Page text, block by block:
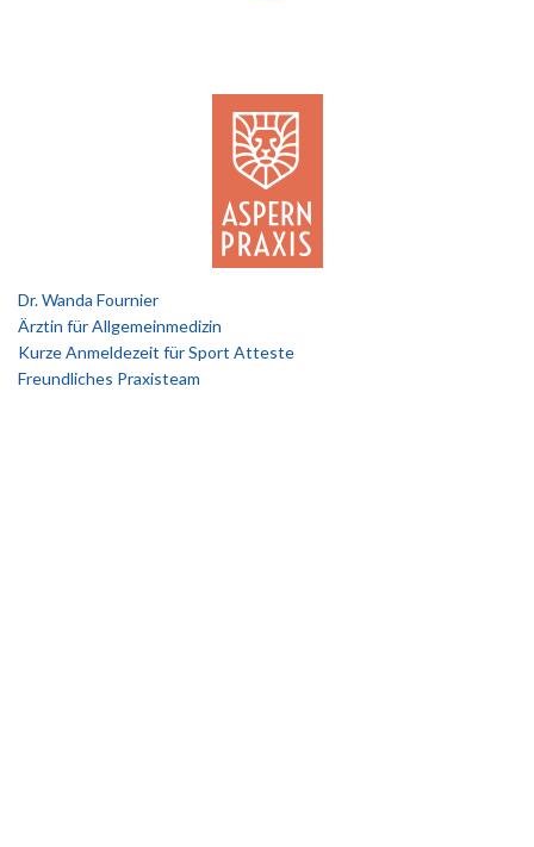
Dr. Wanda Fournier
Ärztin für Allgemeinmedizin
Kurze Anmeldezeit für Sport Atteste
Freundliches Praxisteam